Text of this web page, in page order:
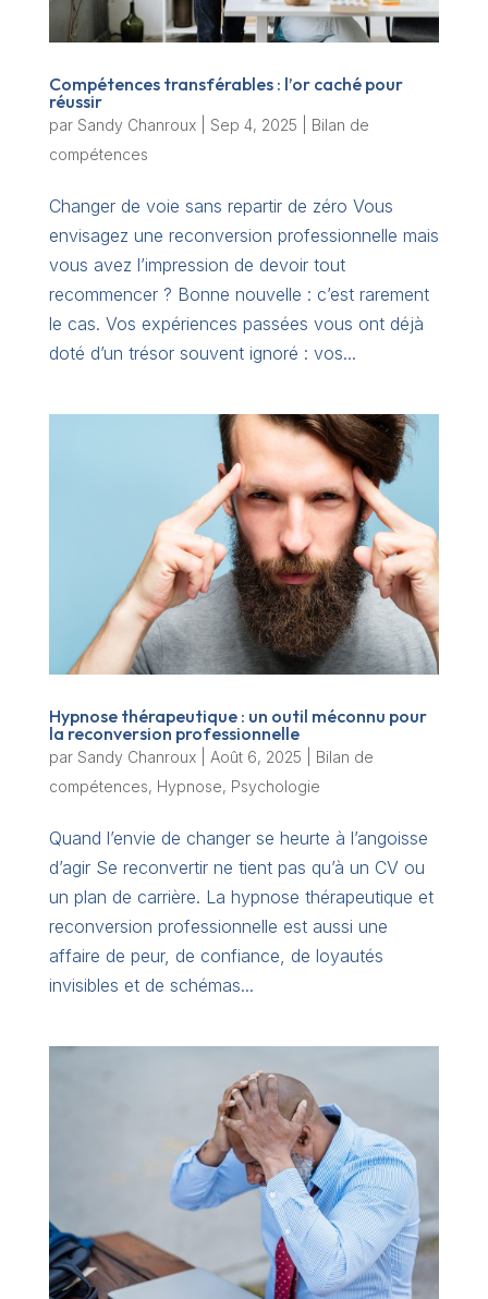
Compétences transférables : l’or caché pour
réussir
par Sandy Chanroux| Sep 4, 2025
Bilan de
compétences
Changer de voie sans repartir de zéro Vous
envisagez une reconversion professionnelle mais
vous avez l’impression de devoir tout
recommencer ? Bonne nouvelle : c’est rarement
le cas. Vos expériences passées vous ont déjà
doté d’un trésor souvent ignoré : vos...
Hypnose thérapeutique : un outil méconnu pour
la reconversion professionnelle
par Sandy Chanroux| Août 6, 2025
Bilan de
compétences, Hypnose, Psychologie
Quand l’envie de changer se heurte à l’angoisse
d’agir Se reconvertir ne tient pas qu’à un CV ou
un plan de carrière. La hypnose thérapeutique et
reconversion professionnelle est aussi une
affaire de peur, de confiance, de loyautés
invisibles et de schémas...